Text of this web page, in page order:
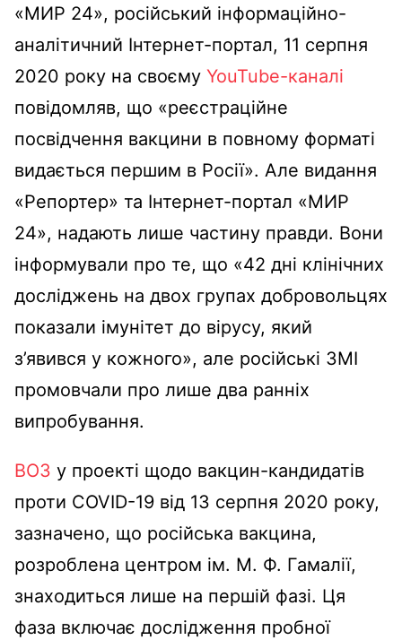
«МИР 24», російський інформаційно-
аналітичний Інтернет-портал, 11 серпня
2020 року на своєму YouTube-каналі
повідомляв, що «реєстраційне
посвідчення вакцини в повному форматі
видається першим в Росії». Але видання
«Репортер» та Інтернет-портал «МИР
24», надають лише частину правди. Вони
інформували про те, що «42 дні клінічних
досліджень на двох групах добровольцях
показали імунітет до вірусу, який
з’явився у кожного», але російські ЗМІ
промовчали про лише два ранніх
випробування.
ВОЗ у проекті щодо вакцин-кандидатів
проти COVID-19 від 13 серпня 2020 року,
зазначено, що російська вакцина,
розроблена центром ім. М. Ф. Гамалії,
знаходиться лише на першій фазі. Ця
фаза включає дослідження пробної